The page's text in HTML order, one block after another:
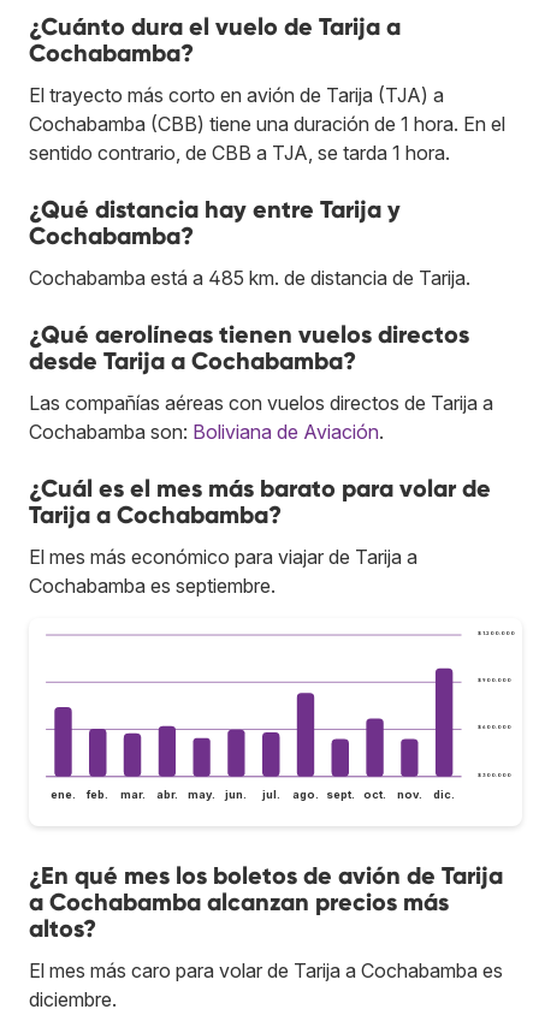
¿Cuánto dura el vuelo de Tarija a
Cochabamba?
El trayecto más corto en avión de Tarija (TJA) a
Cochabamba (CBB) tiene una duración de 1 hora. En el
sentido contrario, de CBB a TJA, se tarda 1 hora.
¿Qué distancia hay entre Tarija y
Cochabamba?
Cochabamba está a 485 km. de distancia de Tarija.
¿Qué aerolíneas tienen vuelos directos
desde Tarija a Cochabamba?
Las compañías aéreas con vuelos directos de Tarija a
Cochabamba son: Boliviana de Aviación.
¿Cuál es el mes más barato para volar de
Tarija a Cochabamba?
El mes más económico para viajar de Tarija a
Cochabamba es septiembre.
$ 300.000
$ 600.000
$ 900.000
$ 1.200.000
ene. feb. mar. abr. may. jun. jul. ago. sept. oct. nov. dic.
¿En qué mes los boletos de avión de Tarija
a Cochabamba alcanzan precios más
altos?
El mes más caro para volar de Tarija a Cochabamba es
diciembre.